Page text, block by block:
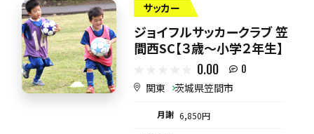
サッカー
ジョイフルサッカークラブ 笠
間西SC【３歳～小学２年生】
0.00 0
関東 茨城県笠間市
月謝 6,850円